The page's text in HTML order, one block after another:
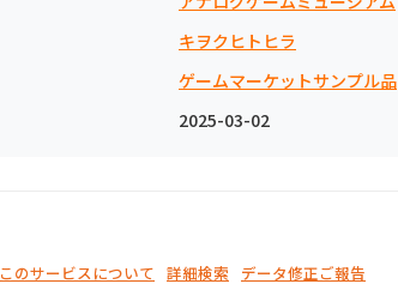
キヲクヒトヒラ
ゲームマーケットサンプル品
2025-03-02
このサービスについて 詳細検索 データ修正ご報告